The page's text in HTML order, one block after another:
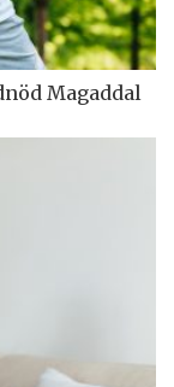
Magaddal